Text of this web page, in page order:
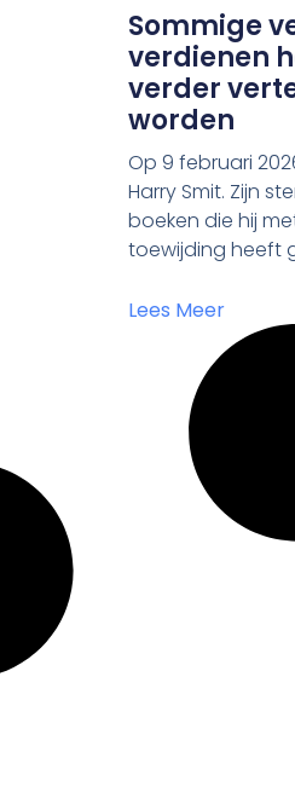
Sommige
verdienen
verder
worden
Op 9 februari
Harry Smit. Zijn
boeken die hij
toewijding heeft
Lees Meer